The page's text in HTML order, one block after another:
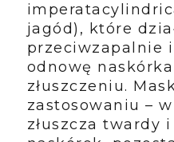
jagód), które
przeciwzapalnie
odnowę
złuszczeniu.
zastosowaniu –
złuszcza twardy